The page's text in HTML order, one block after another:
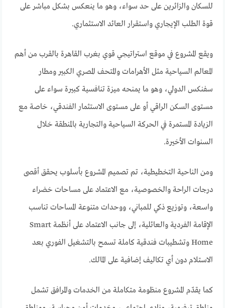
للسكان والزائرين على حد سواء، وهو ما ينعكس بشكل مباشر على
قوة الطلب الإيجاري واستقرار العائد الاستثماري.
ويقع المشروع في موقع استراتيجي قوي بغرب القاهرة بالقرب من أهم
المعالم السياحية مثل الأهرامات والمتحف المصري الكبير ومطار
سفنكس الدولي، وهو ما يمنحه ميزة تنافسية كبيرة سواء على
مستوى السكن الراقي أو على مستوى الاستثمار الفندقي، خاصة مع
الزيادة المستمرة في الحركة السياحية والتجارية بالمنطقة خلال
السنوات الأخيرة.
ومن الناحية التخطيطية، تم تصميم المشروع بأسلوب يحقق أقصى
درجات الراحة والخصوصية، مع الاعتماد على مساحات خضراء
واسعة، وتوزيع ذكي للمباني، ووحدات متنوعة المساحات تناسب
الإقامة الفردية والعائلية، إلى جانب الاعتماد على أنظمة Smart
Home وتشطيبات فندقية كاملة تسمح بالتشغيل الفوري بعد
الاستلام دون أي تكاليف إضافية على المالك.
كما يقدّم المشروع منظومة متكاملة من الخدمات والمرافق تشمل